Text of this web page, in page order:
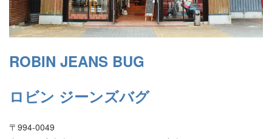
ROBIN JEANS BUG
ロビン ジーンズバグ
〒994-0049